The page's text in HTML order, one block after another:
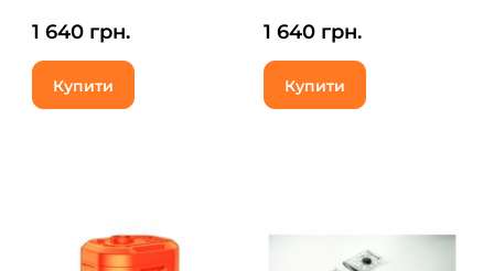
(6975755964355)
1 640 грн.
Купити
(6975755964379)
1 640 грн.
Купити